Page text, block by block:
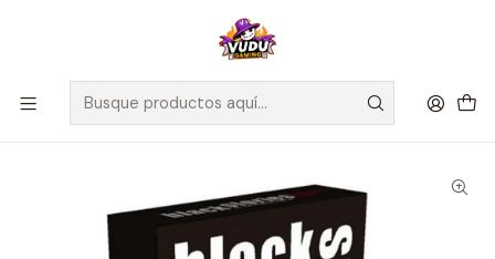
🚀 ¡Despachamos a todo Chile! Envío GRATIS a Regiones sobre
$100.000 y a RM sobre $35.000
Inicio Juegos de Mesa Cartas
Black Stories - Muertes Ridículas - Español